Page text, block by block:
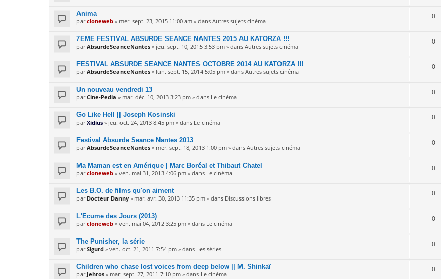
Anima
parcloneweb » mer. sept. 23, 2015 11:00 am » dans Autres sujets cinéma
0
7EME FESTIVAL ABSURDE SEANCE NANTES 2015 AU KATORZA !!!
parAbsurdeSeanceNantes » jeu. sept. 10, 2015 3:53 pm » dans Autres sujets cinéma
0
FESTIVAL ABSURDE SEANCE NANTES OCTOBRE 2014 AU KATORZA !!!
parAbsurdeSeanceNantes » lun. sept. 15, 2014 5:05 pm » dans Autres sujets cinéma
0
Un nouveau vendredi 13
parCine-Pedia » mar. déc. 10, 2013 3:23 pm » dans Le cinéma
0
Go Like Hell || Joseph Kosinski
parXidius » jeu. oct. 24, 2013 8:45 pm » dans Le cinéma
0
Festival Absurde Seance Nantes 2013
parAbsurdeSeanceNantes » mer. sept. 18, 2013 1:00 pm » dans Autres sujets cinéma
0
Ma Maman est en Amérique | Marc Boréal et Thibaut Chatel
parcloneweb » ven. mai 31, 2013 4:06 pm » dans Le cinéma
0
Les B.O. de films qu'on aiment
par Docteur Danny » mar. avr. 30, 2013 11:35 pm » dans Discussions libres
0
L'Ecume des Jours (2013)
parcloneweb » ven. mai 04, 2012 3:25 pm » dans Le cinéma
0
The Punisher, la série
parSigurd » ven. oct. 21, 2011 7:54 pm » dans Les séries
0
Children who chase lost voices from deep below || M. Shinkaï
par Jehros » mar. sept. 27, 2011 7:10 pm » dans Le cinéma
0